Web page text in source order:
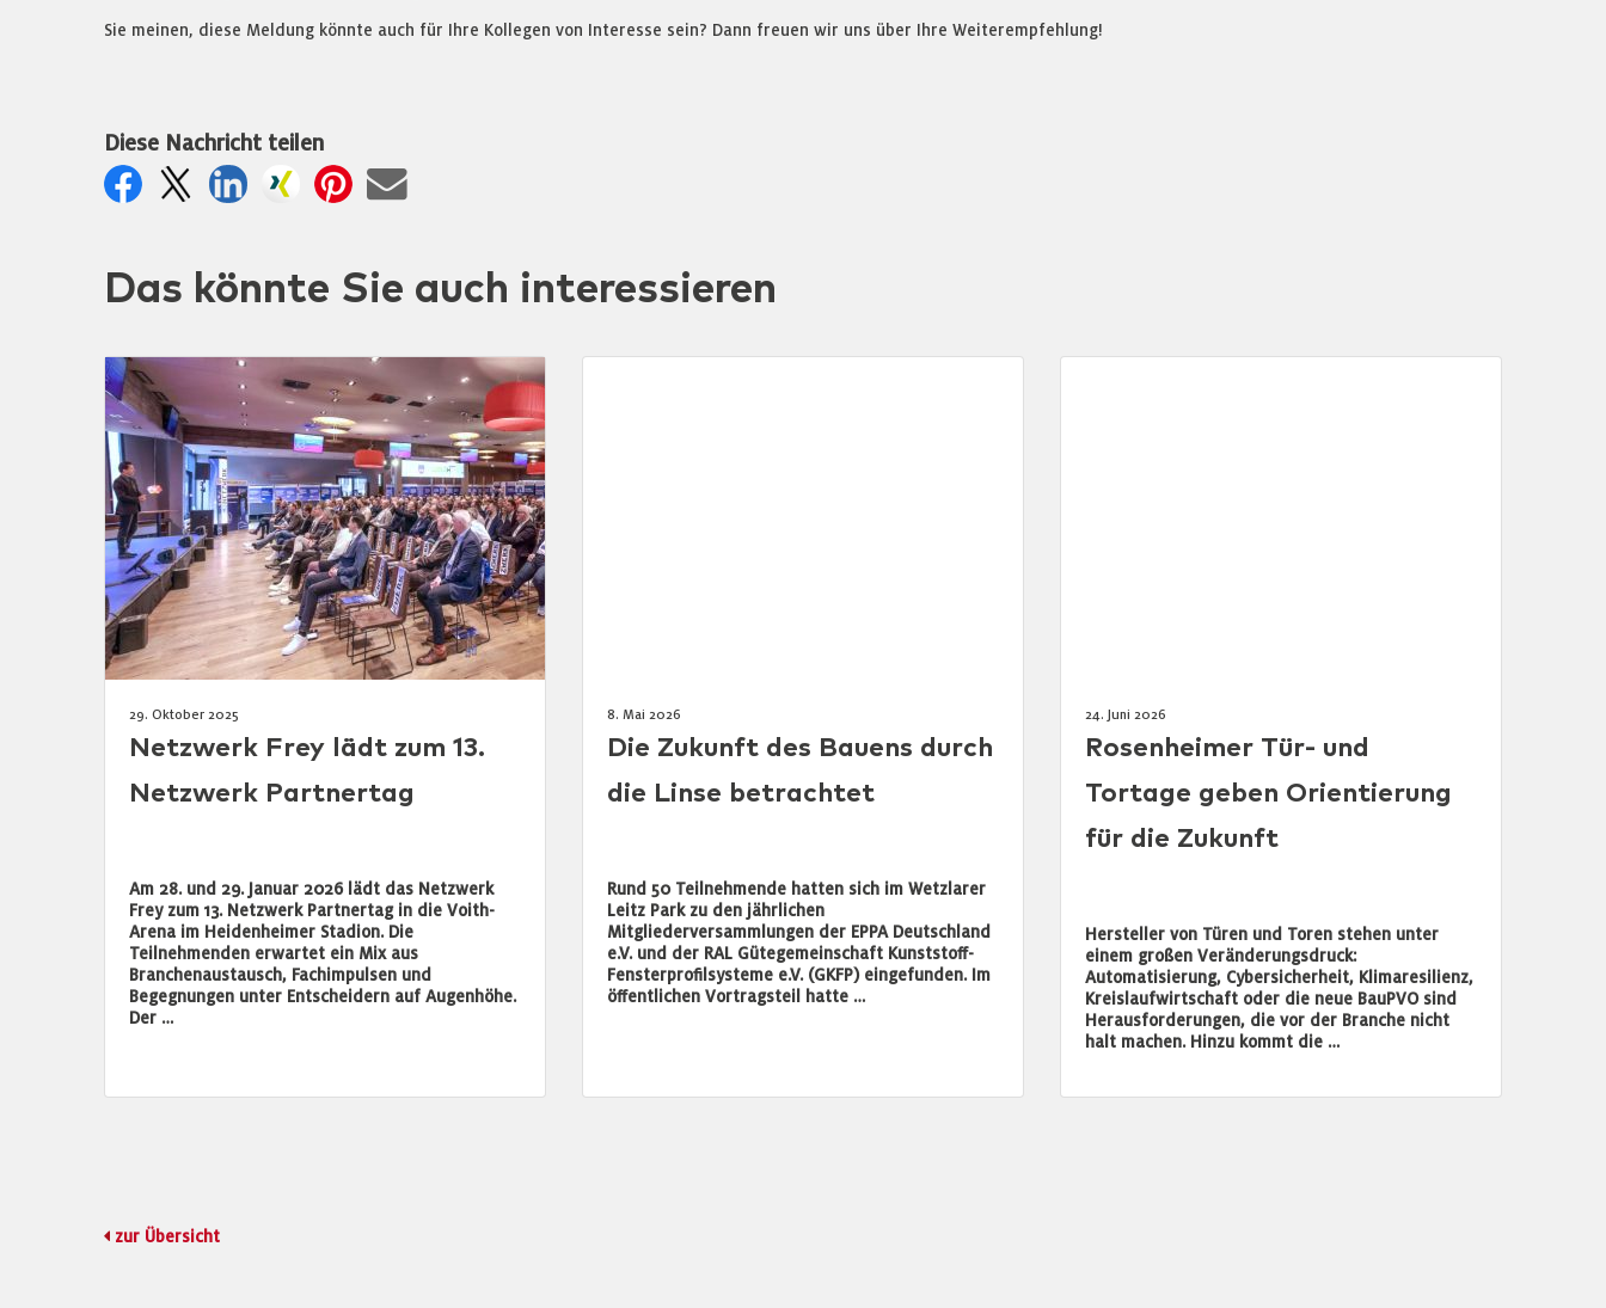
Sie meinen, diese Meldung könnte auch für Ihre Kollegen von Interesse sein? Dann freuen wir uns über Ihre Weiterempfehlung!
Diese Nachricht teilen
Das könnte Sie auch interessieren
29. Oktober 2025
Netzwerk Frey lädt zum 13.
Netzwerk Partnertag
Am 28. und 29. Januar 2026 lädt das Netzwerk
Frey zum 13. Netzwerk Partnertag in die Voith-
Arena im Heidenheimer Stadion. Die
Teilnehmenden erwartet ein Mix aus
Branchenaustausch, Fachimpulsen und
Begegnungen unter Entscheidern auf Augenhöhe.
Der …
8. Mai 2026
Die Zukunft des Bauens durch
die Linse betrachtet
Rund 50 Teilnehmende hatten sich im Wetzlarer
Leitz Park zu den jährlichen
Mitgliederversammlungen der EPPA Deutschland
e.V. und der RAL Gütegemeinschaft Kunststoff-
Fensterprofilsysteme e.V. (GKFP) eingefunden. Im
öffentlichen Vortragsteil hatte …
24. Juni 2026
Rosenheimer Tür- und
Tortage geben Orientierung
für die Zukunft
Hersteller von Türen und Toren stehen unter
einem großen Veränderungsdruck:
Automatisierung, Cybersicherheit, Klimaresilienz,
Kreislaufwirtschaft oder die neue BauPVO sind
Herausforderungen, die vor der Branche nicht
halt machen. Hinzu kommt die …
zur Übersicht